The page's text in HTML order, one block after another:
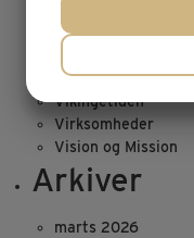
Venneforening
Viden om perioder
Vikingetiden
Virksomheder
Vision og Mission
Arkiver
marts 2026
MARKETING